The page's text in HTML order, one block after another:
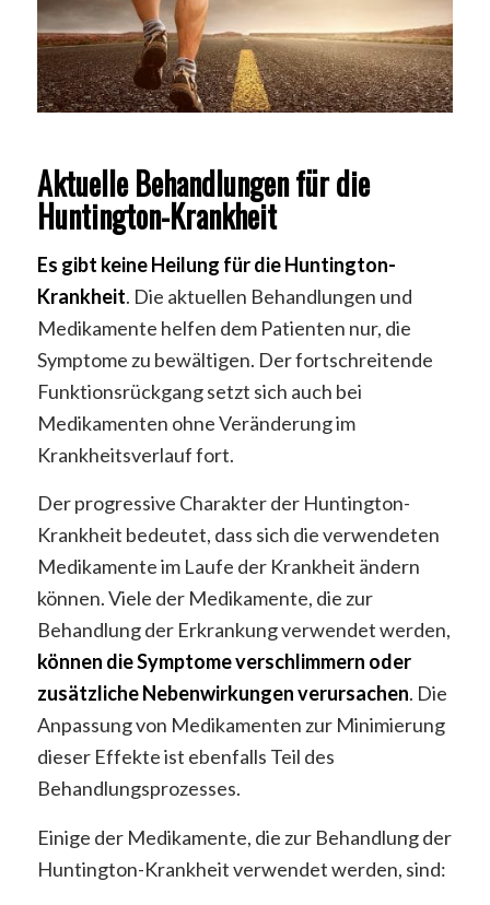
Aktuelle Behandlungen für die
Huntington-Krankheit
Es gibt keine Heilung für die Huntington-
Krankheit. Die aktuellen Behandlungen und
Medikamente helfen dem Patienten nur, die
Symptome zu bewältigen. Der fortschreitende
Funktionsrückgang setzt sich auch bei
Medikamenten ohne Veränderung im
Krankheitsverlauf fort.
Der progressive Charakter der Huntington-
Krankheit bedeutet, dass sich die verwendeten
Medikamente im Laufe der Krankheit ändern
können. Viele der Medikamente, die zur
Behandlung der Erkrankung verwendet werden,
können die Symptome verschlimmern oder
zusätzliche Nebenwirkungen verursachen. Die
Anpassung von Medikamenten zur Minimierung
dieser Effekte ist ebenfalls Teil des
Behandlungsprozesses.
Einige der Medikamente, die zur Behandlung der
Huntington-Krankheit verwendet werden, sind: